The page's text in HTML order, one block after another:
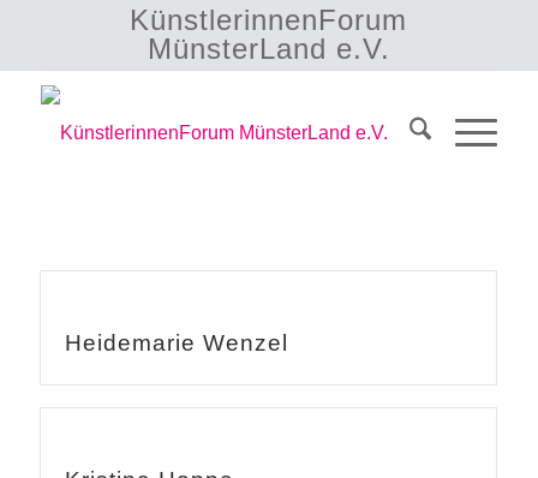
KünstlerinnenForum
MünsterLand e.V.
Heidemarie Wenzel